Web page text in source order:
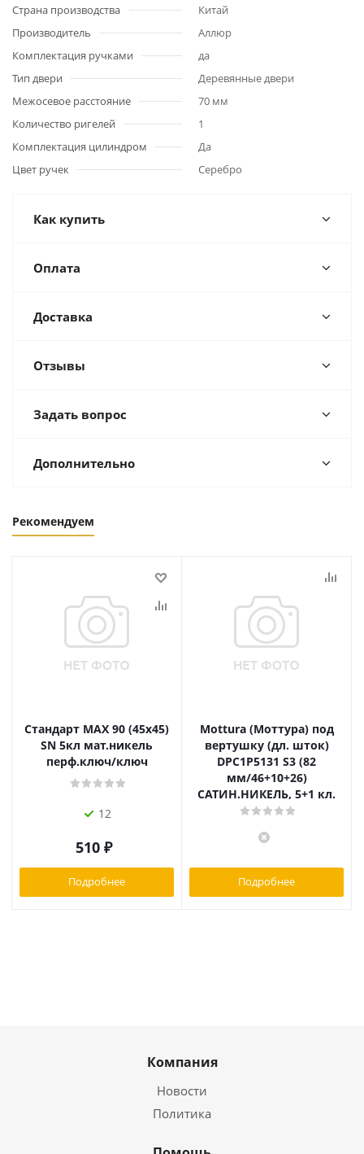
Страна производства
Китай
Производитель
Аллюр
Комплектация ручками
да
Тип двери
Деревянные двери
Межосевое расстояние
70 мм
Количество ригелей
1
Комплектация цилиндром
Да
Цвет ручек
Серебро
Как купить
Оплата
Доставка
Отзывы
Задать вопрос
Дополнительно
Рекомендуем
Стандарт MAX 90 (45х45)
SN 5кл мат.никель
перф.ключ/ключ
12
510 ₽
Подробнее
Mottura (Моттура) под
вертушку (дл. шток)
DPC1P5131 S3 (82
мм/46+10+26)
САТИН.НИКЕЛЬ, 5+1 кл.
Подробнее
Компания
Новости
Политика